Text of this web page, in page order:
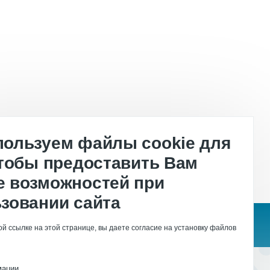
файлы cookie для
предоставить Вам
возможностей при
сайта
ссылке на этой странице, вы даете согласие на установку файлов